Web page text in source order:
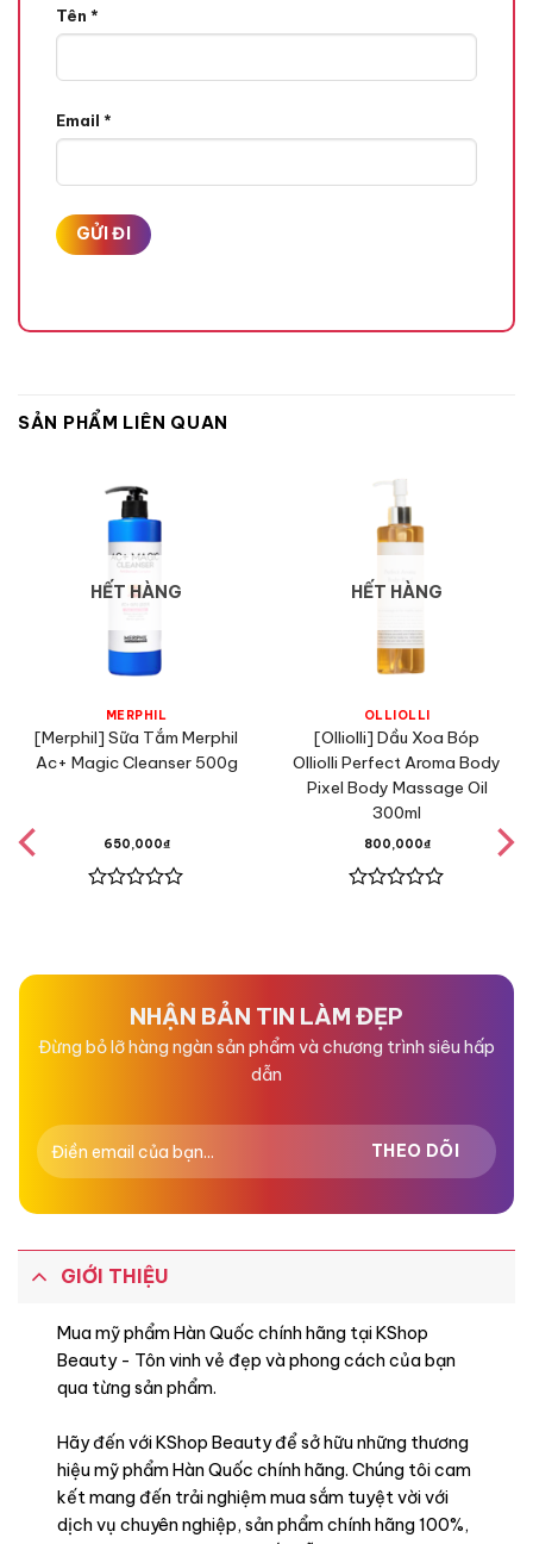
Tên *
Email *
SẢN PHẨM LIÊN QUAN
HẾT HÀNG
MERPHIL
[Merphil] Sữa Tắm Merphil
Ac+ Magic Cleanser 500g
650,000₫
5
HẾT HÀNG
OLLIOLLI
[Olliolli] Dầu Xoa Bóp
Olliolli Perfect Aroma Body
Pixel Body Massage Oil
300ml
800,000₫
5
NHẬN BẢN TIN LÀM ĐẸP
Đừng bỏ lỡ hàng ngàn sản phẩm và chương trình siêu hấp
dẫn
GIỚI THIỆU
Mua mỹ phẩm Hàn Quốc chính hãng tại KShop
Beauty - Tôn vinh vẻ đẹp và phong cách của bạn
qua từng sản phẩm.
Hãy đến với KShop Beauty để sở hữu những thương
hiệu mỹ phẩm Hàn Quốc chính hãng. Chúng tôi cam
kết mang đến trải nghiệm mua sắm tuyệt vời với
dịch vụ chuyên nghiệp, sản phẩm chính hãng 100%,